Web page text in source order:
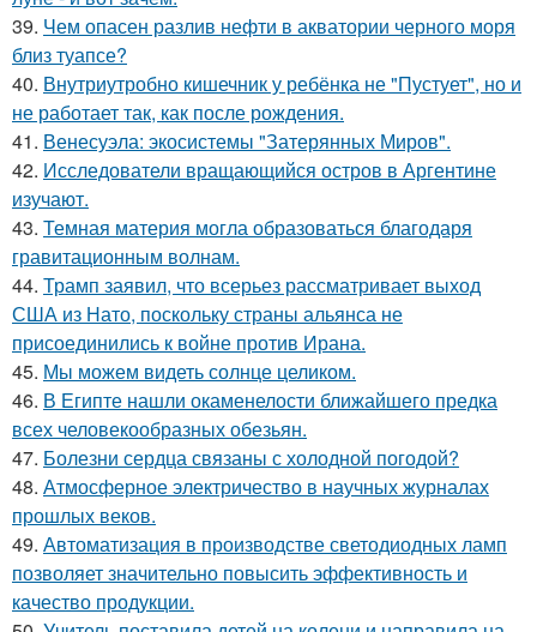
39. Чем опасен разлив нефти в акватории черного моря
близ туапсе?
40. Внутриутробно кишечник у ребёнка не "Пустует", но и
не работает так, как после рождения.
41. Венесуэла: экосистемы "Затерянных Миров".
42. Исследователи вращающийся остров в Аргентине
изучают.
43. Темная материя могла образоваться благодаря
гравитационным волнам.
44. Трамп заявил, что всерьез рассматривает выход
США из Нато, поскольку страны альянса не
присоединились к войне против Ирана.
45. Мы можем видеть солнце целиком.
46. В Египте нашли окаменелости ближайшего предка
всех человекообразных обезьян.
47. Болезни сердца связаны с холодной погодой?
48. Атмосферное электричество в научных журналах
прошлых веков.
49. Автоматизация в производстве светодиодных ламп
позволяет значительно повысить эффективность и
качество продукции.